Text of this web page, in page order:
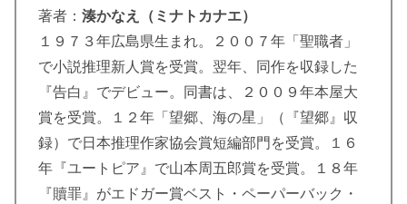
著者： 湊かなえ（ミナトカナエ）
１９７３年広島県生まれ。２００７年「聖職者」
で小説推理新人賞を受賞。翌年、同作を収録した
『告白』でデビュー。同書は、２００９年本屋大
賞を受賞。１２年「望郷、海の星」（『望郷』収
録）で日本推理作家協会賞短編部門を受賞。１６
年『ユートピア』で山本周五郎賞を受賞。１８年
『贖罪』がエドガー賞ベスト・ペーパーバック・